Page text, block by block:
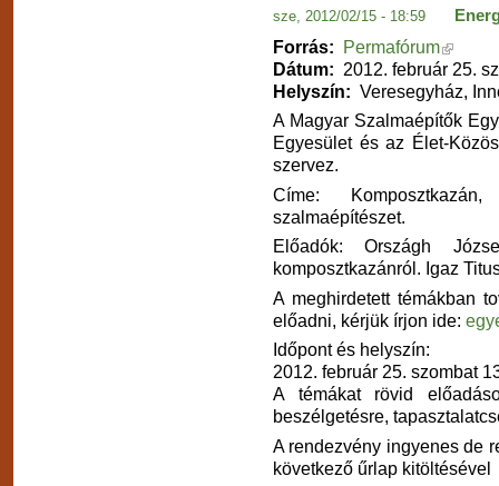
sze, 2012/02/15 - 18:59
Forrás: Permafórum
Dátum: 2012. február 25.
Helyszín: Veresegyház,
A Magyar Szalmaépítők
Egyesület és az Élet-
szervez.
Címe:
szalmaépítészet.
Előadók: Országh
komposztkazánról. Igaz
A meghirdetett témákban
előadni, kérjük írjon ide:
Időpont és helyszín:
2012. február 25. szombat
A témákat rövid
beszélgetésre,
A rendezvény ingyenes de
következő űrlap kitöltésével